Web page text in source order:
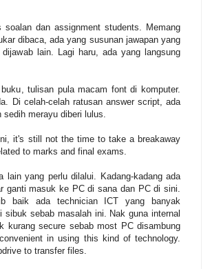
dan assignment students. Memang
dibaca, ada yang susunan jawapan yang
lain. Lagi haru, ada yang langsung
tulisan pula macam font di komputer.
Di celah-celah ratusan answer script, ada
merayu diberi lulus.
it's still not the time to take a breakaway
to marks and final exams.
lain yang perlu dilalui. Kadang-kadang ada
ganti masuk ke PC di sana dan PC di sini.
baik ada technician ICT yang banyak
sebab masalah ini. Nak guna internal
kurang secure sebab most PC disambung
in using this kind of technology.
to transfer files.